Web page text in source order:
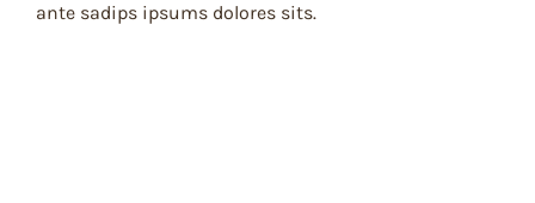
ante sadips ipsums dolores sits.